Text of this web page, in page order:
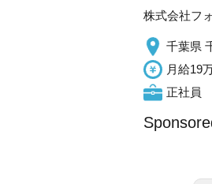
株式会社フ
千葉県
月給19
正社員